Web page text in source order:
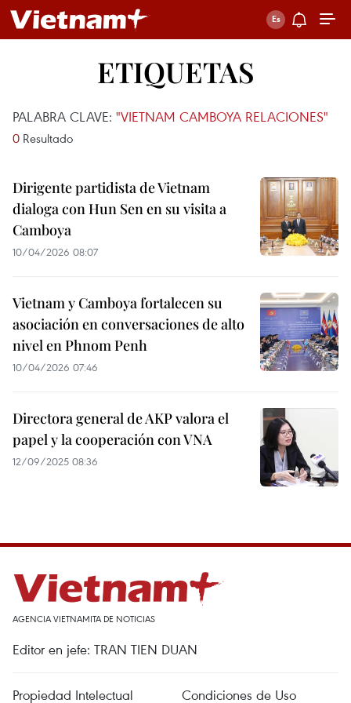
ETIQUETAS
PALABRA CLAVE: "VIETNAM CAMBOYA RELACIONES"
0 Resultado
Dirigente partidista de Vietnam
dialoga con Hun Sen en su visita a
Camboya
10/04/2026 08:07
Vietnam y Camboya fortalecen su
asociación en conversaciones de alto
nivel en Phnom Penh
10/04/2026 07:46
Directora general de AKP valora el
papel y la cooperación con VNA
12/09/2025 08:36
AGENCIA VIETNAMITA DE NOTICIAS
Editor en jefe: TRAN TIEN DUAN
Propiedad Intelectual Condiciones de Uso